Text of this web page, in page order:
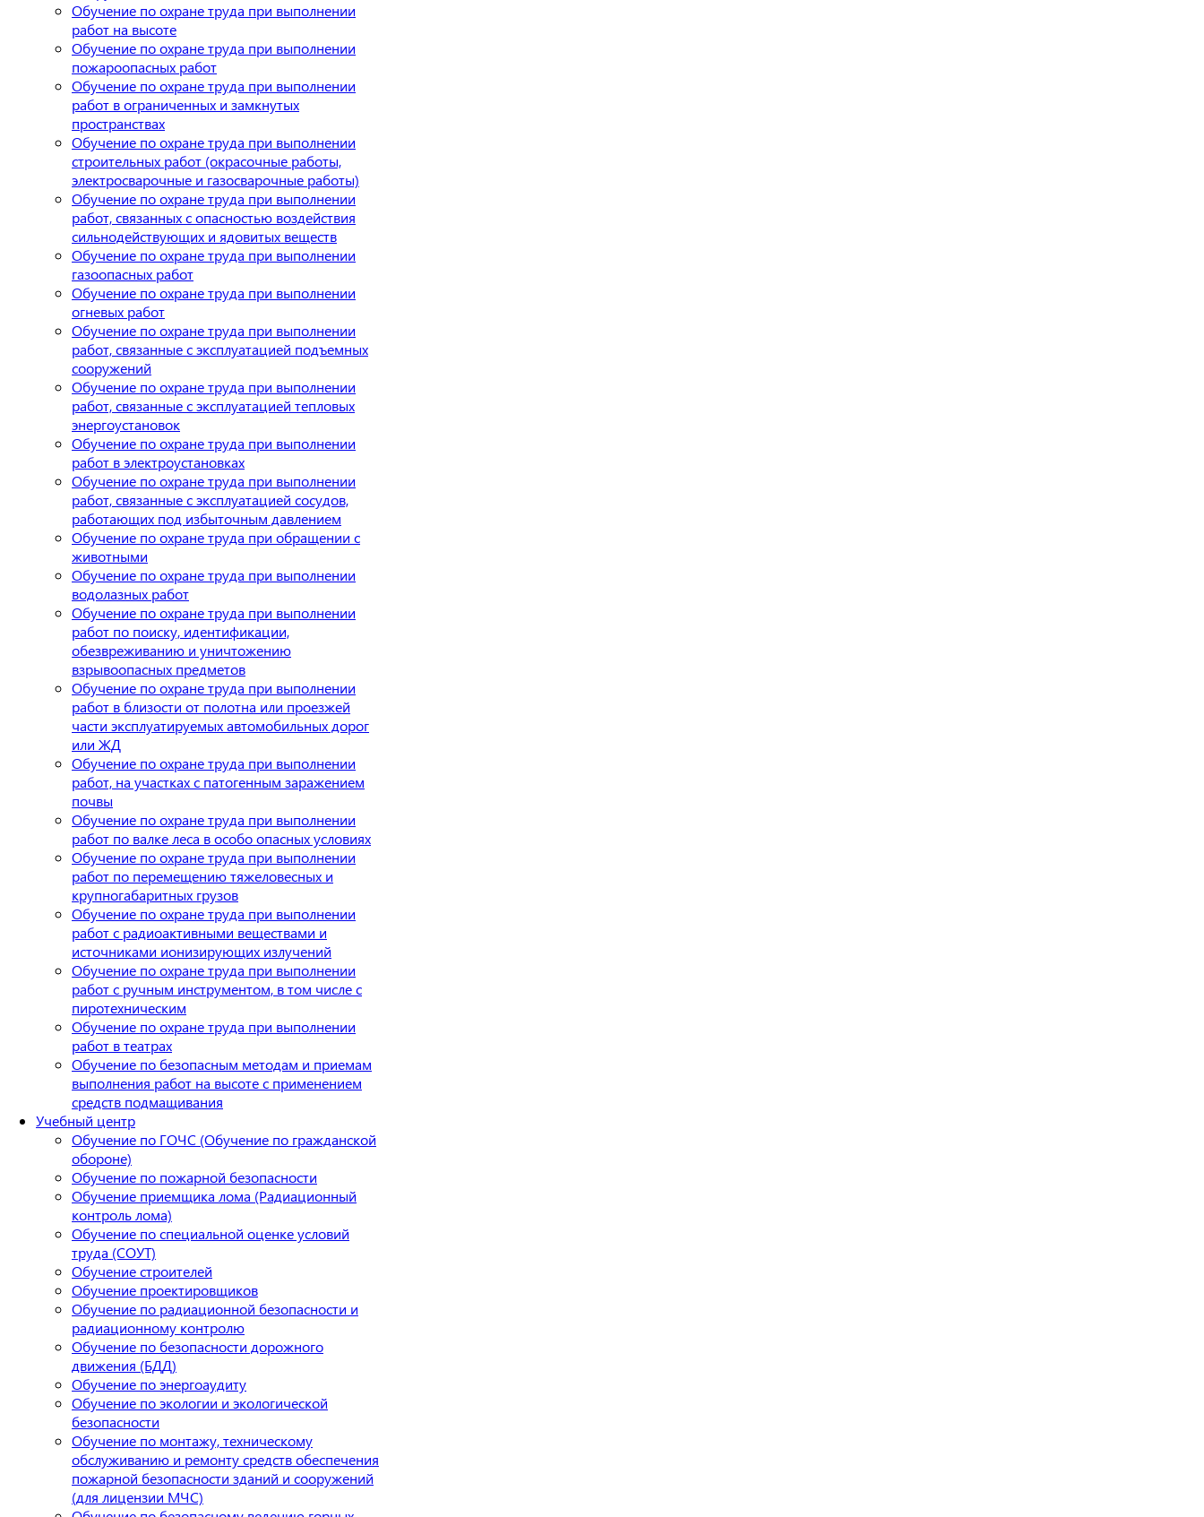
Обучение по охране труда при выполнении
работ на высоте
Обучение по охране труда при выполнении
пожароопасных работ
Обучение по охране труда при выполнении
работ в ограниченных и замкнутых
пространствах
Обучение по охране труда при выполнении
строительных работ (окрасочные работы,
электросварочные и газосварочные работы)
Обучение по охране труда при выполнении
работ, связанных с опасностью воздействия
сильнодействующих и ядовитых веществ
Обучение по охране труда при выполнении
газоопасных работ
Обучение по охране труда при выполнении
огневых работ
Обучение по охране труда при выполнении
работ, связанные с эксплуатацией подъемных
сооружений
Обучение по охране труда при выполнении
работ, связанные с эксплуатацией тепловых
энергоустановок
Обучение по охране труда при выполнении
работ в электроустановках
Обучение по охране труда при выполнении
работ, связанные с эксплуатацией сосудов,
работающих под избыточным давлением
Обучение по охране труда при обращении с
животными
Обучение по охране труда при выполнении
водолазных работ
Обучение по охране труда при выполнении
работ по поиску, идентификации,
обезвреживанию и уничтожению
взрывоопасных предметов
Обучение по охране труда при выполнении
работ в близости от полотна или проезжей
части эксплуатируемых автомобильных дорог
или ЖД
Обучение по охране труда при выполнении
работ, на участках с патогенным заражением
почвы
Обучение по охране труда при выполнении
работ по валке леса в особо опасных условиях
Обучение по охране труда при выполнении
работ по перемещению тяжеловесных и
крупногабаритных грузов
Обучение по охране труда при выполнении
работ с радиоактивными веществами и
источниками ионизирующих излучений
Обучение по охране труда при выполнении
работ с ручным инструментом, в том числе с
пиротехническим
Обучение по охране труда при выполнении
работ в театрах
Обучение по безопасным методам и приемам
выполнения работ на высоте с применением
средств подмащивания
Учебный центр
Обучение по ГОЧС (Обучение по гражданской
обороне)
Обучение по пожарной безопасности
Обучение приемщика лома (Радиационный
контроль лома)
Обучение по специальной оценке условий
труда (СОУТ)
Обучение строителей
Обучение проектировщиков
Обучение по радиационной безопасности и
радиационному контролю
Обучение по безопасности дорожного
движения (БДД)
Обучение по энергоаудиту
Обучение по экологии и экологической
безопасности
Обучение по монтажу, техническому
обслуживанию и ремонту средств обеспечения
пожарной безопасности зданий и сооружений
(для лицензии МЧС)